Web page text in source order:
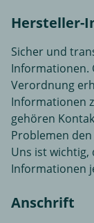
Hersteller-
Sicher und
Informationen.
Verordnung
Informationen
gehören
Problemen
Uns ist wichtig,
Informationen
Anschrift